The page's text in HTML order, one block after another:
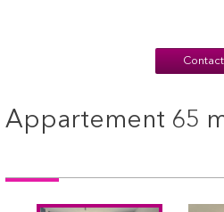
appartement 65